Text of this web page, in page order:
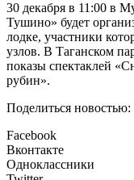
30 декабря в 11:00 в
Тушино» будет
лодке, участники
узлов. В Таганском
показы спектаклей
рубин».
Поделиться новостью:
Facebook
Вконтакте
Одноклассники